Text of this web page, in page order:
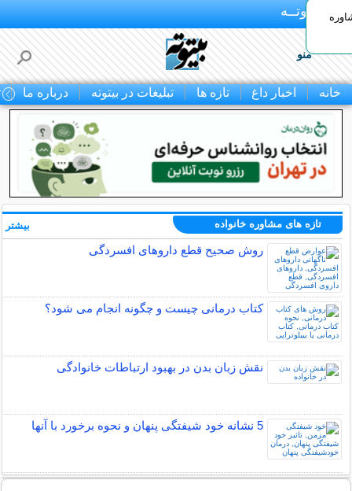
بـیتوتــه
منو
خانه اخبار داغ تازه ها تبلیغات در بیتوته درباره ما
تازه های مشاوره خانواده
روش صحیح قطع داروهای افسردگی
کتاب درمانی چیست و چگونه انجام می شود؟
نقش زبان بدن در بهبود ارتباطات خانوادگی
5 نشانه خود شیفتگی پنهان و نحوه برخورد با آنها
بیشتر